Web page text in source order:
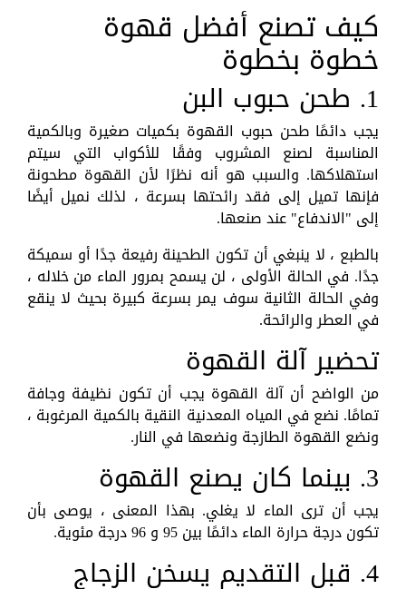
كيف تصنع أفضل قهوة
خطوة بخطوة
1. طحن حبوب البن
يجب دائمًا طحن حبوب القهوة بكميات صغيرة وبالكمية
المناسبة لصنع المشروب وفقًا للأكواب التي سيتم
استهلاكها. والسبب هو أنه نظرًا لأن القهوة مطحونة
فإنها تميل إلى فقد رائحتها بسرعة ، لذلك نميل أيضًا
إلى "الاندفاع" عند صنعها.
بالطبع ، لا ينبغي أن تكون الطحينة رفيعة جدًا أو سميكة
جدًا. في الحالة الأولى ، لن يسمح بمرور الماء من خلاله ،
وفي الحالة الثانية سوف يمر بسرعة كبيرة بحيث لا ينقع
في العطر والرائحة.
تحضير آلة القهوة
من الواضح أن آلة القهوة يجب أن تكون نظيفة وجافة
تمامًا. نضع في المياه المعدنية النقية بالكمية المرغوبة ،
ونضع القهوة الطازجة ونضعها في النار.
3. بينما كان يصنع القهوة
يجب أن ترى الماء لا يغلي. بهذا المعنى ، يوصى بأن
تكون درجة حرارة الماء دائمًا بين 95 و 96 درجة مئوية.
4. قبل التقديم يسخن الزجاج